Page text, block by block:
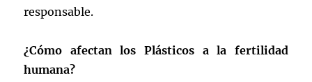
responsable.
¿Cómo afectan los Plásticos a la fertilidad
humana?